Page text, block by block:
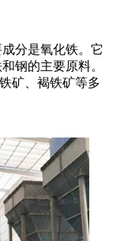
分是氧化铁。它
钢的主要原料。
矿、褐铁矿等多